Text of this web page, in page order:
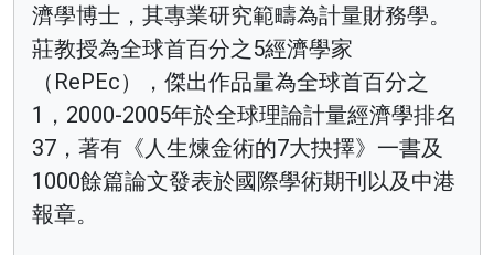
濟學博士，其專業研究範疇為計量財務學。
莊教授為全球首百分之5經濟學家
（RePEc），傑出作品量為全球首百分之
1，2000-2005年於全球理論計量經濟學排名
37，著有《人生煉金術的7大抉擇》一書及
1000餘篇論文發表於國際學術期刊以及中港
報章。